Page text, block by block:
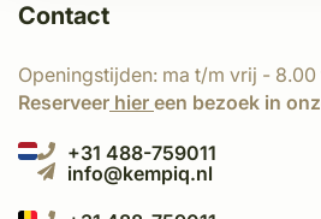
Contact
Openingstijden: ma t/m vrij - 8.00
Reserveer hier een bezoek in
+31 488-759011
info@kempiq.nl